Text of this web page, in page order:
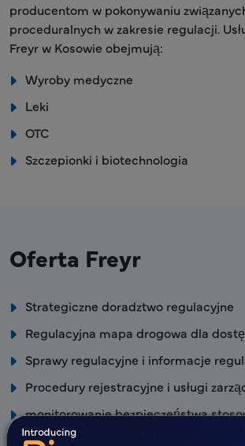
producentom w pokonywaniu
proceduralnych w zakresie regulacji.
Freyr w Kosowie obejmują:
Wyroby medyczne
Leki
OTC
Szczepionki i biotechnologia
Oferta Freyr
Strategiczne doradztwo regulacyjne
Regulacyjna mapa drogowa dla
Sprawy regulacyjne i informacje
Procedury rejestracyjne i usługi
monitorowanie bezpieczeństwa
leczniczych